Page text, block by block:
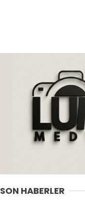
SON HABERLER